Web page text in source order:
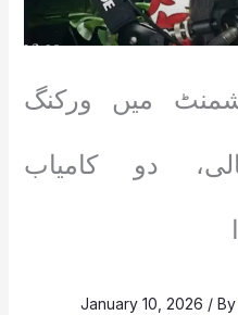
میں ورکنگ
دو کامیاب
January 10, 2026 /